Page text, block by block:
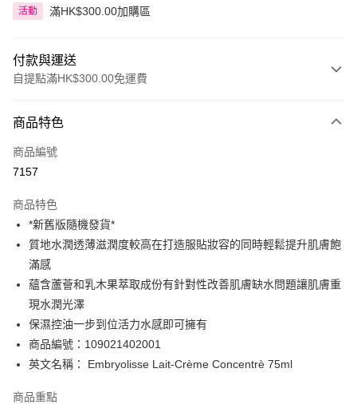
活動 滿HK$300.00加購區
付款與運送
自提點滿HK$300.00免運費
信用卡
Apple Pay
PayMe
WeChat Pay
BoC Pay
送貨方式
順豐自助櫃 - 確認發貨後1-3個工作天送達
每筆HK$65.00，滿HK$300.00或以上免運費
順豐站及營業點 - 確認發貨後1-3個工作天送達
商品特色
商品編號
7157
商品特色
*新舊版隨機發貨*
質地水潤透薄滋潤度較高在打造服貼妝容的同時輕鬆提升肌膚飽
滿感
蘊含蘆薈和乳木果萃取成份有針對性改善肌膚缺水問題讓肌膚重
現水潤光澤
保濕控油一步到位活力水感即可擁有
商品編號：109021402001
英文名稱： Embryolisse Lait-Crème Concentrè 75ml
商品重點